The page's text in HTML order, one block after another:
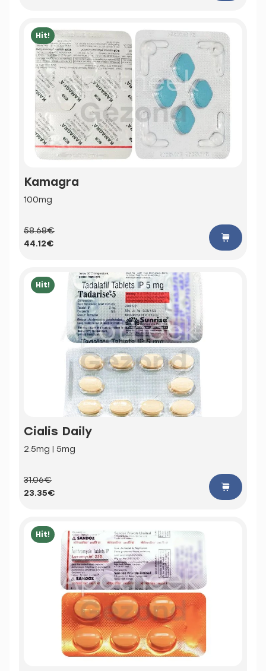
Hit!
Kamagra
100mg
58.68€
44.12€
Hit!
Cialis Daily
2.5mg | 5mg
31.06€
23.35€
Hit!